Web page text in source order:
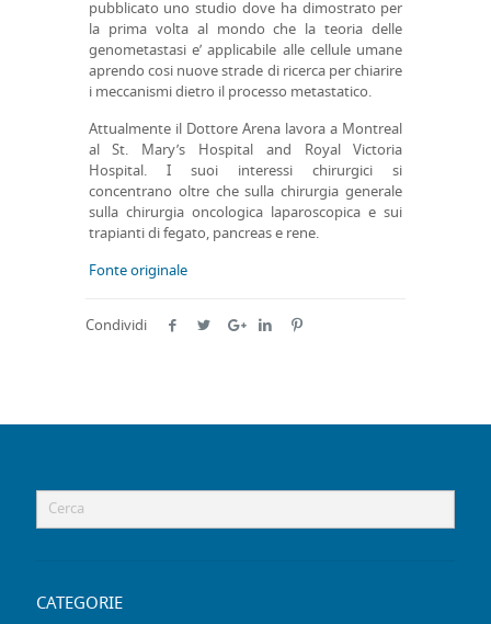
pubblicato uno studio dove ha dimostrato per
la prima volta al mondo che la teoria delle
genometastasi e’ applicabile alle cellule umane
aprendo cosi nuove strade di ricerca per chiarire
i meccanismi dietro il processo metastatico.
Attualmente il Dottore Arena lavora a Montreal
al St. Mary’s Hospital and Royal Victoria
Hospital. I suoi interessi chirurgici si
concentrano oltre che sulla chirurgia generale
sulla chirurgia oncologica laparoscopica e sui
trapianti di fegato, pancreas e rene.
Fonte originale
Condividi
CATEGORIE